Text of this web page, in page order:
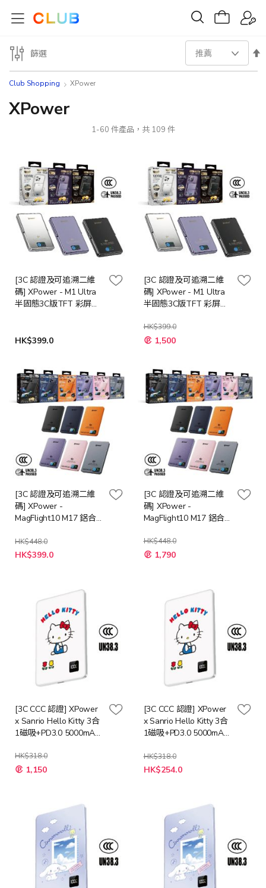
Club Shopping XPower
XPower
1-60 件產品，共 109 件
設
[3C 認證及可追溯二維
碼] XPower - M1 Ultra
半固態3C版TFT 彩屏顯
源 [多種顏色]
HK$399.0
[3C 認證及可追溯二維
碼] XPower - M1 Ultra
半固態3C版TFT 彩屏顯
10000mAh磁吸行動電
源 [多種顏色]
HK$399.0
1,500
[3C 認證及可追溯二維
碼] XPower -
MagFlight10 M17 鋁合
QI2.2 25W/30W
10000mAh 磁吸行動電
HK$448.0
HK$399.0
[3C 認證及可追溯二維
碼] XPower -
MagFlight10 M17 鋁合
QI2.2 25W/30W
10000mAh 磁吸行動電
HK$448.0
1,790
[3C CCC 認證] XPower
x Sanrio Hello Kitty 3合
1磁吸+PD3.0 5000mAh
HK$318.0
特
殊 1,150
[3C CCC 認證] XPower
x Sanrio Hello Kitty 3合
1磁吸+PD3.0 5000mAh
HK$318.0
特
殊
HK$254.0
篩選